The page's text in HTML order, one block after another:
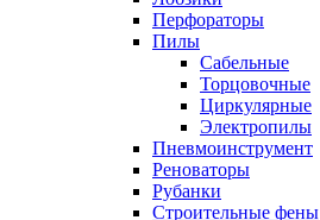
Перфораторы
Пилы
Сабельные
Торцовочные
Циркулярные
Электропилы
Пневмоинструмент
Реноваторы
Рубанки
Строительные фены